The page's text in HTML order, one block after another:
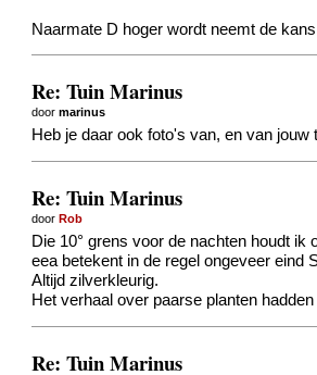
Naarmate D hoger wordt neemt de
Re: Tuin Marinus
doormarinus
Heb je daar ook foto's van, en van jouw
Re: Tuin Marinus
doorRob
Die 10° grens voor de nachten houdt ik
eea betekent in de regel ongeveer eind
Altijd zilverkleurig.
Het verhaal over paarse planten
Re: Tuin Marinus